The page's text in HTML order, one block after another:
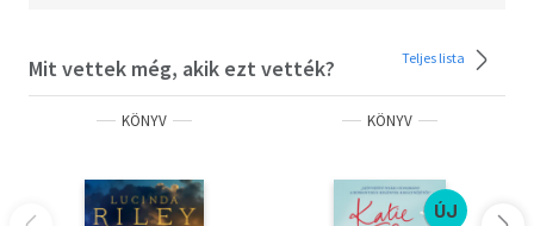
Mit vettek még, akik ezt vették? Teljes lista
KÖNYV KÖNYV
ÚJ